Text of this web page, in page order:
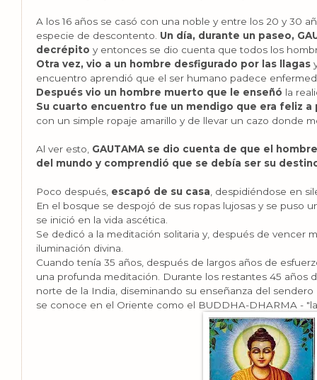
A los 16 años se casó con una noble y entre los 20 y 30
especie de descontento. Un día, durante un paseo,
decrépito y entonces se dio cuenta que todos los
Otra vez, vio a un hombre desfigurado por las llagas
encuentro aprendió que el ser humano padece
Después vio un hombre muerto que le enseñó la
Su cuarto encuentro fue un mendigo que era feliz a
con un simple ropaje amarillo y de llevar un cazo donde
Al ver esto, GAUTAMA se dio cuenta de que el
del mundo y comprendió que se debía ser su
Poco después, escapó de su casa , despidiéndose en
En el bosque se despojó de sus ropas lujosas y se puso
se inició en la vida ascética.
Se dedicó a la meditación solitaria y, después de vencer
iluminación divina.
Cuando tenía 35 años, después de largos años de
una profunda meditación. Durante los restantes 45 años
norte de la India, diseminando su enseñanza del
se conoce en el Oriente como el BUDDHA-DHARMA -